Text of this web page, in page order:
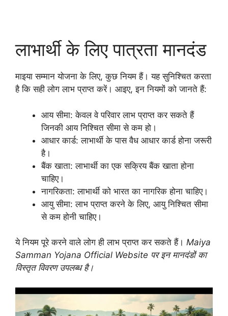
लाभार्थी के लिए पात्रता मानदंड
माइया सम्मान योजना के लिए, कुछ नियम हैं। यह सुनिश्चित करता
है कि सही लोग लाभ प्राप्त करें। आइए, इन नियमों को जानते हैं:
आय सीमा: केवल वे परिवार लाभ प्राप्त कर सकते हैं
जिनकी आय निश्चित सीमा से कम हो।
आधार कार्ड: लाभार्थी के पास वैध आधार कार्ड होना जरूरी
है।
बैंक खाता: लाभार्थी का एक सक्रिय बैंक खाता होना
चाहिए।
नागरिकता: लाभार्थी को भारत का नागरिक होना चाहिए।
आयु सीमा: लाभ प्राप्त करने के लिए, आयु निश्चित सीमा
से कम होनी चाहिए।
ये नियम पूरे करने वाले लोग ही लाभ प्राप्त कर सकते हैं। Maiya
Samman Yojana Official Website पर इन मानदंडों का
विस्तृत विवरण उपलब्ध है।